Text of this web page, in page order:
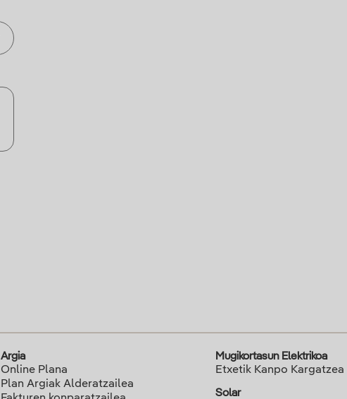
Argia
Online Plana
Plan Argiak Alderatzailea
Mugikortasun Elektrikoa
Etxetik Kanpo Kargatzea
Solar